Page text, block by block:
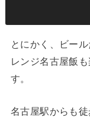
とにかく、ビー
レンジ名古屋飯
す。
名古屋駅からも